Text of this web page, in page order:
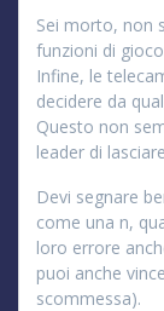
Sei morto, non
funzioni di
Infine, le
decidere da
Questo non
leader di
Devi segnare
come una n,
loro errore
puoi anche
scommessa).